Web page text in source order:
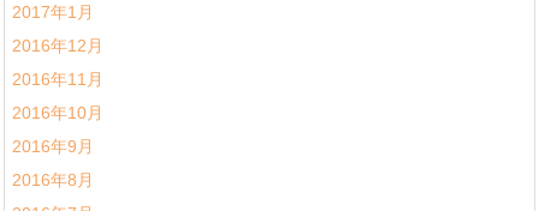
2017年1月
2016年12月
2016年11月
2016年10月
2016年9月
2016年8月